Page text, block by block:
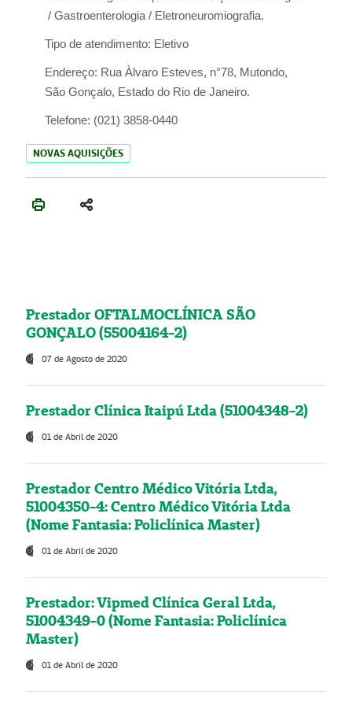
/ Gastroenterologia / Eletroneuromiografia.
Tipo de atendimento: Eletivo
Endereço: Rua Àlvaro Esteves, n°78, Mutondo,
São Gonçalo, Estado do Rio de Janeiro.
Telefone: (021) 3858-0440
NOVAS AQUISIÇÕES
Prestador OFTALMOCLÍNICA SÃO
GONÇALO (55004164-2)
07 de Agosto de 2020
Prestador Clínica Itaipú Ltda (51004348-2)
01 de Abril de 2020
Prestador Centro Médico Vitória Ltda,
51004350-4: Centro Médico Vitória Ltda
(Nome Fantasia: Policlínica Master)
01 de Abril de 2020
Prestador: Vipmed Clínica Geral Ltda,
51004349-0 (Nome Fantasia: Policlínica
Master)
01 de Abril de 2020